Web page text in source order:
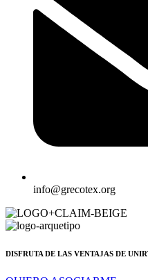
info@grecotex.org
DISFRUTA DE LAS VENTAJAS DE